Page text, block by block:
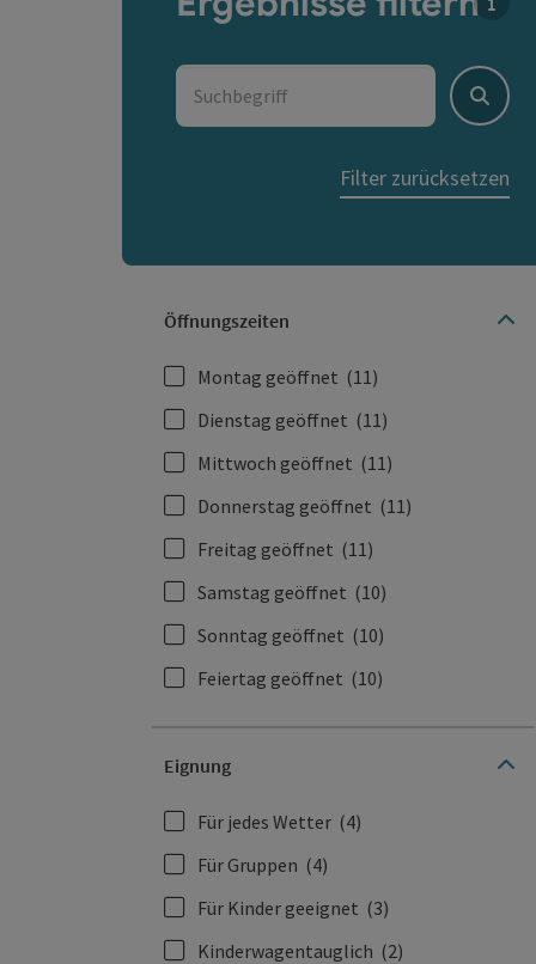
Suchbegriff
Suchen
Filter zurücksetzen
Öffnungszeiten
Montag geöffnet (11)
Dienstag geöffnet (11)
Mittwoch geöffnet (11)
Donnerstag geöffnet (11)
Freitag geöffnet (11)
Samstag geöffnet (10)
Sonntag geöffnet (10)
Feiertag geöffnet (10)
Eignung
Für jedes Wetter (4)
Für Gruppen (4)
Für Kinder geeignet (3)
Kinderwagentauglich (2)